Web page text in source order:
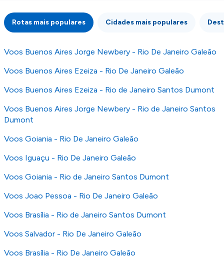
integridade ou pela precisão da informação
publicada, por isso verifique com atenção todas
as condições no website do parceiro antes de
fazer uma reserva. Para mais detalhes verifique
os nossosTermos e Condições.
Rotas mais populares Cidades mais populares
Voos Buenos Aires Jorge Newbery - Rio De Janeiro Galeão
Voos Buenos Aires Ezeiza - Rio De Janeiro Galeão
Voos Buenos Aires Ezeiza - Rio de Janeiro Santos Dumont
Voos Buenos Aires Jorge Newbery - Rio de Janeiro Santos
Dumont
Voos Goiania - Rio De Janeiro Galeão
Voos Iguaçu - Rio De Janeiro Galeão
Voos Goiania - Rio de Janeiro Santos Dumont
Voos Joao Pessoa - Rio De Janeiro Galeão
Voos Brasília - Rio de Janeiro Santos Dumont
Voos Salvador - Rio De Janeiro Galeão
Voos Brasília - Rio De Janeiro Galeão